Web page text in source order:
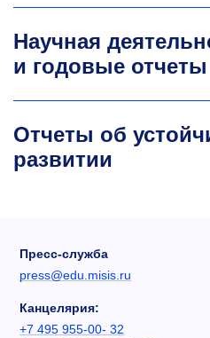
Научная
и годовые отчеты
Отчеты об
развитии
Пресс-служба
press@edu.misis.ru
Канцелярия:
+7 495 955-00- 32